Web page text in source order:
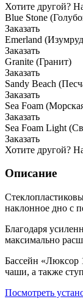
Хотите другой?
Blue Stone
Заказать
Emerland
Заказать
Granite (Гранит)
Заказать
Sandy Beach
Заказать
Sea Foam
Заказать
Sea Foam Light
Заказать
Хотите другой?
Описание
наклонное дно с
Благодаря
максимально
Бассейн «Люксор
чаши, а также
Посмотреть